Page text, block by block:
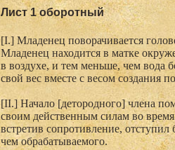
Лист 1 оборотный
[I.] Младенец поворачивается
Младенец находится в матке
в воздухе, и тем меньше, чем вода
свой вес вместе с весом создания
[II.] Начало [детородного] члена
своим действенным силам во
встретив сопротивление,
чем обрабатываемого.